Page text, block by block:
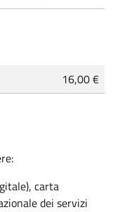
16,00 €
carta
dei servizi